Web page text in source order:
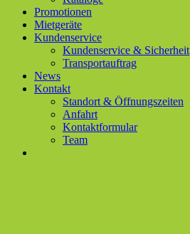
Promotionen
Mietgeräte
Kundenservice
Kundenservice & Sicherheit
Transportauftrag
News
Kontakt
Standort & Öffnungszeiten
Anfahrt
Kontaktformular
Team